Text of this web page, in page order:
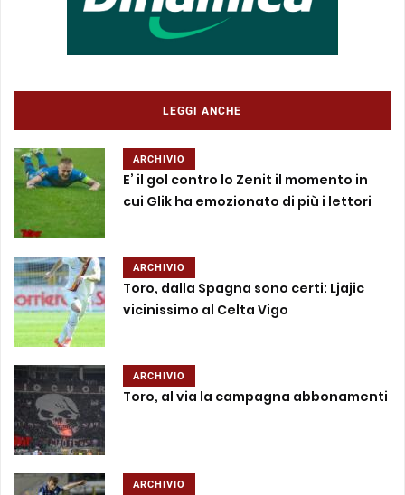
LEGGI ANCHE
ARCHIVIO
E’ il gol contro lo Zenit il momento in
cui Glik ha emozionato di più i lettori
ARCHIVIO
Toro, dalla Spagna sono certi: Ljajic
vicinissimo al Celta Vigo
ARCHIVIO
Toro, al via la campagna abbonamenti
ARCHIVIO